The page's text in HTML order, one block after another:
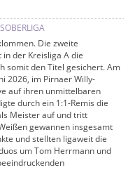
Die zweite
der Kreisliga A die
somit den Titel gesichert. Am
2026, im Pirnaer Willy-
auf ihren unmittelbaren
durch ein 1:1-Remis die
Meister auf und tritt
gewannen insgesamt
und stellten ligaweit die
um Tom Herrmann und